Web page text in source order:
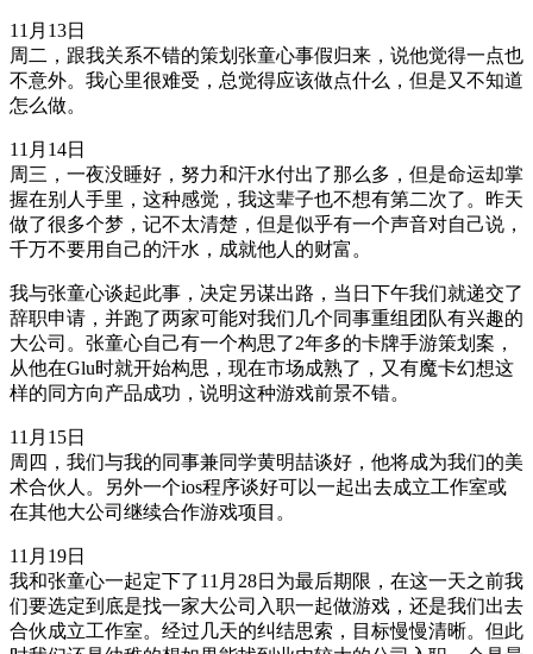
11月13日
周二，跟我关系不错的策划张童心事假归来，说他觉得一点也
不意外。我心里很难受，总觉得应该做点什么，但是又不知道
怎么做。
11月14日
周三，一夜没睡好，努力和汗水付出了那么多，但是命运却掌
握在别人手里，这种感觉，我这辈子也不想有第二次了。昨天
做了很多个梦，记不太清楚，但是似乎有一个声音对自己说，
千万不要用自己的汗水，成就他人的财富。
我与张童心谈起此事，决定另谋出路，当日下午我们就递交了
辞职申请，并跑了两家可能对我们几个同事重组团队有兴趣的
大公司。张童心自己有一个构思了2年多的卡牌手游策划案，
从他在Glu时就开始构思，现在市场成熟了，又有魔卡幻想这
样的同方向产品成功，说明这种游戏前景不错。
11月15日
周四，我们与我的同事兼同学黄明喆谈好，他将成为我们的美
术合伙人。另外一个ios程序谈好可以一起出去成立工作室或
在其他大公司继续合作游戏项目。
11月19日
我和张童心一起定下了11月28日为最后期限，在这一天之前我
们要选定到底是找一家大公司入职一起做游戏，还是我们出去
合伙成立工作室。经过几天的纠结思索，目标慢慢清晰。但此